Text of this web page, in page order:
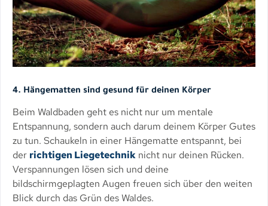
4. Hängematten sind gesund für deinen Körper
Beim Waldbaden geht es nicht nur um mentale
Entspannung, sondern auch darum deinem Körper Gutes
zu tun. Schaukeln in einer Hängematte entspannt, bei
der richtigen Liegetechnik nicht nur deinen Rücken.
Verspannungen lösen sich und deine
bildschirmgeplagten Augen freuen sich über den weiten
Blick durch das Grün des Waldes.